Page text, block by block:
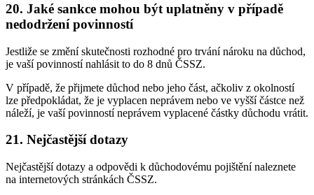
20. Jaké sankce mohou být uplatněny v případě
nedodržení povinností
Jestliže se změní skutečnosti rozhodné pro trvání nároku na důchod,
je vaší povinností nahlásit to do 8 dnů ČSSZ.
V případě, že přijmete důchod nebo jeho část, ačkoliv z okolností
lze předpokládat, že je vyplacen neprávem nebo ve vyšší částce než
náleží, je vaší povinností neprávem vyplacené částky důchodu vrátit.
21. Nejčastější dotazy
Nejčastější dotazy a odpovědi k důchodovému pojištění naleznete
na internetových stránkách ČSSZ.